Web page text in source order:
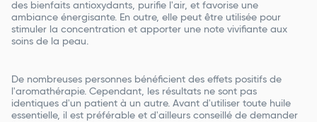
des bienfaits antioxydants, purifie l'air, et favorise une
ambiance énergisante. En outre, elle peut être utilisée pour
stimuler la concentration et apporter une note vivifiante aux
soins de la peau.
De nombreuses personnes bénéficient des effets positifs de
l'aromathérapie. Cependant, les résultats ne sont pas
identiques d'un patient à un autre. Avant d'utiliser toute huile
essentielle, il est préférable et d'ailleurs conseillé de demander